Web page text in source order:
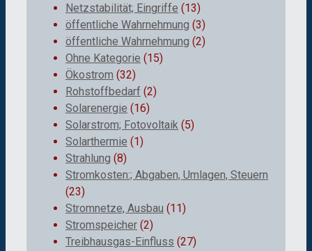
Netzstabilität; Eingriffe (13)
öffentliche Wahrnehmung (3)
öffentliche Wahrnehmung (2)
Ohne Kategorie (15)
Ökostrom (32)
Rohstoffbedarf (2)
Solarenergie (16)
Solarstrom; Fotovoltaik (5)
Solarthermie (1)
Strahlung (8)
Stromkosten:; Abgaben, Umlagen, Steuern
(23)
Stromnetze, Ausbau (11)
Stromspeicher (2)
Treibhausgas-Einfluss (27)